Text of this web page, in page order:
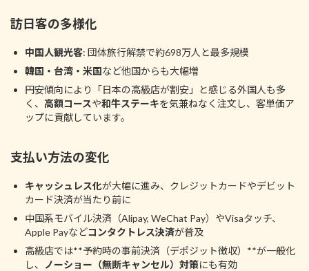
訪日客の多様化
中国人観光客: 団体旅行解禁で約698万人と最多規模
韓国・台湾・米国など他国からも大幅増
円安傾向により「日本の高級店が割安」と感じる外国人も多
く、 高額コースや和牛ステーキを気兼ねなく注文し、客単価ア
ップに貢献しています。
支払い方法の変化
キャッシュレス化が大幅に進み、クレジットカードやデビット
カード決済が当たり前に
中国系モバイル決済（Alipay, WeChat Pay）やVisaタッチ、
Apple Payなどコンタクトレス決済が普及
高級店では**予約時の事前決済（デポジット徴収）**が一般化
し、
ノーショー（無断キャンセル）対策にも有効